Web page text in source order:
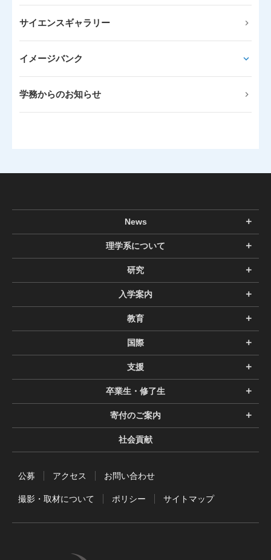
サイエンスギャラリー
イメージバンク
学務からのお知らせ
News
理学系について
研究
入学案内
教育
国際
支援
卒業生・修了生
寄付のご案内
社会貢献
公募 アクセス お問い合わせ
撮影・取材について ポリシー サイトマップ